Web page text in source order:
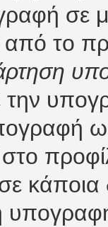
σε
από το
την
κάποια